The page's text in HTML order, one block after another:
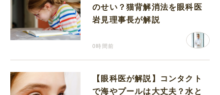
のせい？猫背解消法を眼科医
岩見理事長が解説
0時間前
【眼科医が解説】コンタクト
で海やプールは大丈夫？水と